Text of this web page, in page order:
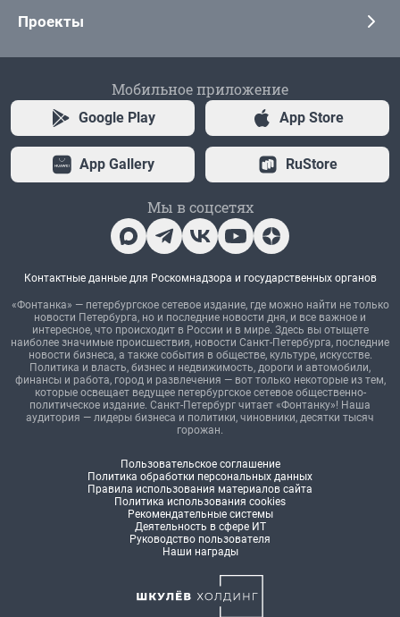
Проекты
Мобильное приложение
Google Play App Store
App Gallery RuStore
Мы в соцсетях
Контактные данные для Роскомнадзора и государственных органов
«Фонтанка» — петербургское сетевое издание, где можно найти не только
новости Петербурга, но и последние новости дня, и все важное и
интересное, что происходит в России и в мире. Здесь вы отыщете
наиболее значимые происшествия, новости Санкт-Петербурга, последние
новости бизнеса, а также события в обществе, культуре, искусстве.
Политика и власть, бизнес и недвижимость, дороги и автомобили,
финансы и работа, город и развлечения — вот только некоторые из тем,
которые освещает ведущее петербургское сетевое общественно-
политическое издание. Санкт-Петербург читает «Фонтанку»! Наша
аудитория — лидеры бизнеса и политики, чиновники, десятки тысяч
горожан.
Пользовательское соглашение
Политика обработки персональных данных
Правила использования материалов сайта
Политика использования cookies
Рекомендательные системы
Деятельность в сфере ИТ
Руководство пользователя
Наши награды